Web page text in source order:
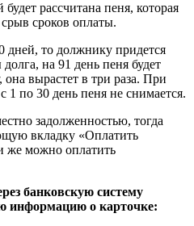
рассчитана пеня, которая
сроков оплаты.
дней, то должнику придется
на 91 день пеня будет
она вырастет в три раза. При
1 по 30 день пеня не снимается.
задолженностью, тогда
вкладку «Оплатить
же можно оплатить
банковскую систему
информацию о карточке: